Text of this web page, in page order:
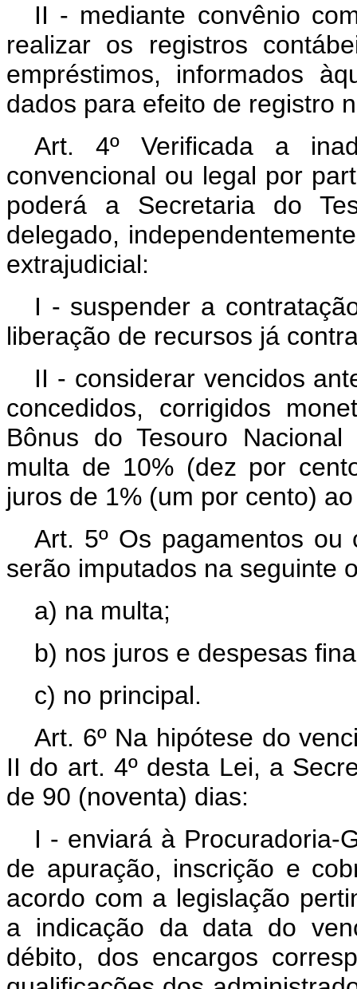
II - mediante convênio
realizar os registros
empréstimos, informados
dados para efeito de registro
Art. 4º Verificada a
convencional ou legal por
poderá a Secretaria do
delegado,
extrajudicial:
I - suspender a
liberação de recursos já
II - considerar vencidos
concedidos, corrigidos
Bônus do Tesouro
multa de 10% (dez por
juros de 1% (um por cento)
Art. 5º Os pagamentos
serão imputados na seguinte
a) na multa;
b) nos juros e despesas
c) no principal.
Art. 6º Na hipótese do
II do art. 4º desta Lei, a
de 90 (noventa) dias:
I - enviará à Procuradoria-
de apuração, inscrição e
acordo com a legislação
a indicação da data do
débito, dos encargos